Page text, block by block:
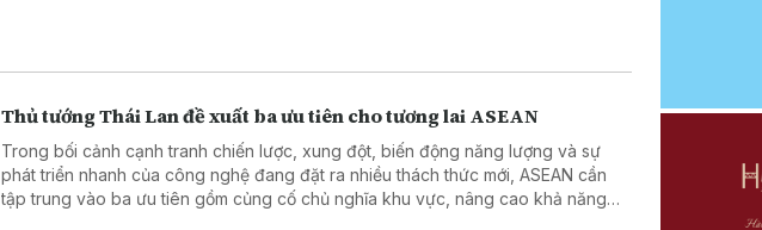
Thủ tướng Thái Lan đề xuất ba ưu tiên cho tương lai ASEAN
Trong bối cảnh cạnh tranh chiến lược, xung đột, biến động năng lượng và sự
phát triển nhanh của công nghệ đang đặt ra nhiều thách thức mới, ASEAN cần
tập trung vào ba ưu tiên gồm củng cố chủ nghĩa khu vực, nâng cao khả năng